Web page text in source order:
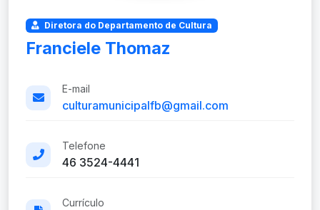
Diretora do Departamento de Cultura
Franciele Thomaz
E-mail
culturamunicipalfb@gmail.com
Telefone
46 3524-4441
Currículo